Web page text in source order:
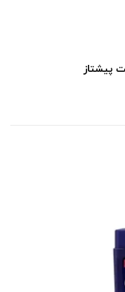
پیشتاز